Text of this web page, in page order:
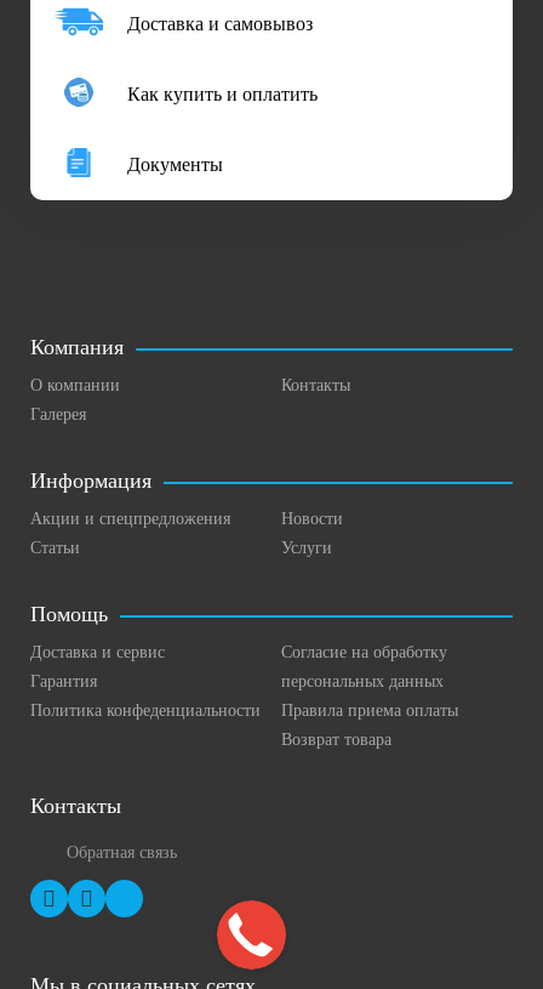
Доставка и самовывоз
Как купить и оплатить
Документы
Компания
О компании
Галерея
Контакты
Информация
Акции и спецпредложения
Статьи
Новости
Услуги
Помощь
Доставка и сервис
Гарантия
Политика конфеденциальности
Согласие на обработку
персональных данных
Правила приема оплаты
Возврат товара
Контакты
Обратная связь